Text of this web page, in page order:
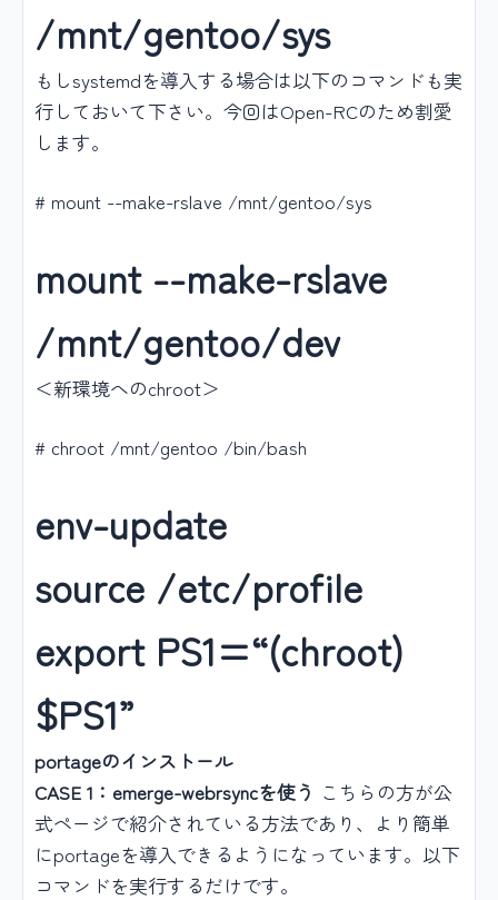
/mnt/gentoo/sys
もしsystemdを導入する場合は以下のコマンドも実
行しておいて下さい。今回はOpen-RCのため割愛
します。
# mount --make-rslave /mnt/gentoo/sys
mount --make-rslave
/mnt/gentoo/dev
＜新環境へのchroot＞
# chroot /mnt/gentoo /bin/bash
env-update
source /etc/profile
export PS1=“(chroot)
$PS1”
portageのインストール
CASE 1：emerge-webrsyncを使う こちらの方が公
式ページで紹介されている方法であり、より簡単
にportageを導入できるようになっています。以下
コマンドを実行するだけです。